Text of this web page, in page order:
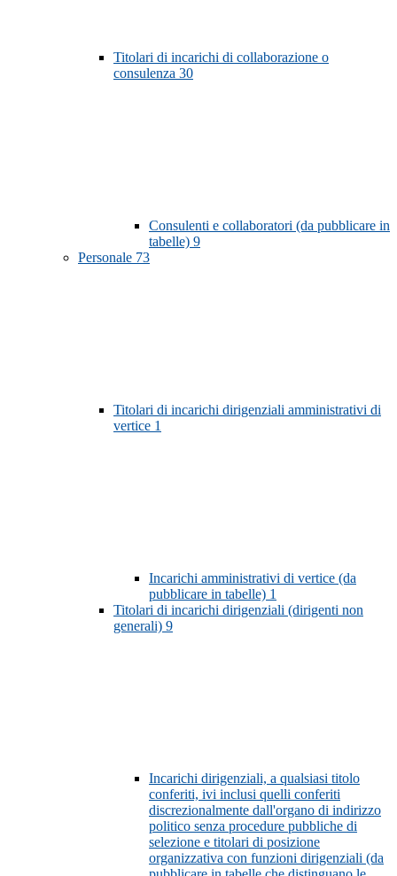
Titolari di incarichi di collaborazione o
consulenza 30
Consulenti e collaboratori (da pubblicare in
tabelle) 9
Personale 73
Titolari di incarichi dirigenziali amministrativi di
vertice 1
Incarichi amministrativi di vertice (da
pubblicare in tabelle) 1
Titolari di incarichi dirigenziali (dirigenti non
generali) 9
Incarichi dirigenziali, a qualsiasi titolo
conferiti, ivi inclusi quelli conferiti
discrezionalmente dall'organo di indirizzo
politico senza procedure pubbliche di
selezione e titolari di posizione
organizzativa con funzioni dirigenziali (da